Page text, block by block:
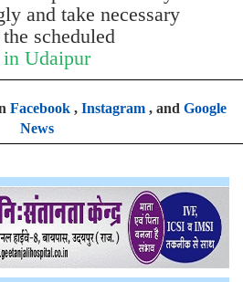
and take necessary
scheduled
Udaipur
Facebook, Instagram, and Google
News